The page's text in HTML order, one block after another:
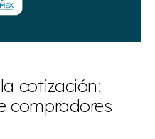
cotización:
compradores